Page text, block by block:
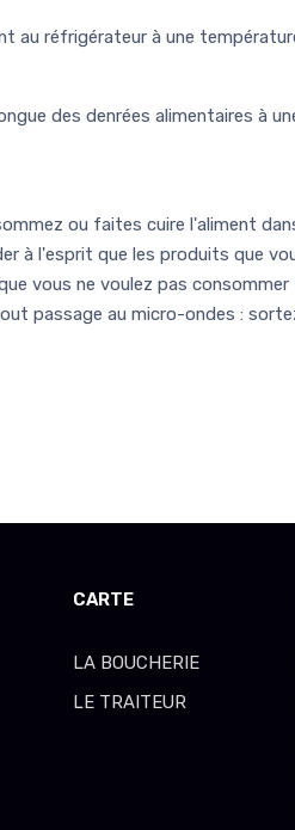
au réfrigérateur à une
des denrées alimentaires à
ou faites cuire l'aliment
à l'esprit que les produits que
vous ne voulez pas
passage au micro-ondes :
CARTE
LA BOUCHERIE
LE TRAITEUR